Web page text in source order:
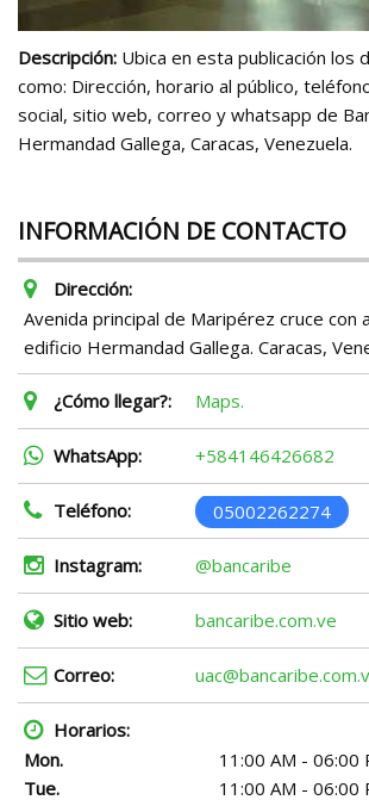
Descripción: Ubica en esta publicación los
como: Dirección, horario al público,
social, sitio web, correo y whatsapp de
Hermandad Gallega, Caracas, Venezuela.
INFORMACIÓN DE CONTACTO
Dirección:
Avenida principal de Maripérez cruce con
edificio Hermandad Gallega. Caracas,
¿Cómo llegar?: Maps.
WhatsApp: +584146426682
Teléfono: 05002262274
Instagram: @bancaribe
Sitio web: bancaribe.com.ve
Correo:
Horarios:
Mon.
11:00 AM - 06:00
Tue.
11:00 AM - 06:00